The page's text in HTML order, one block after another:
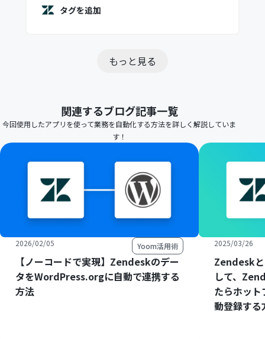
タグを追加
もっと見る
関連するブログ記事一覧
今回使用したアプリを使って業務を自動化する方法を詳しく解説していま
す！
2026/02/05 Yoom活用術
【ノーコードで実現】Zendeskのデー
タをWordPress.orgに自動で連携する
方法
2025/03/26
Zendesk
して、
たらホッ
動登録する